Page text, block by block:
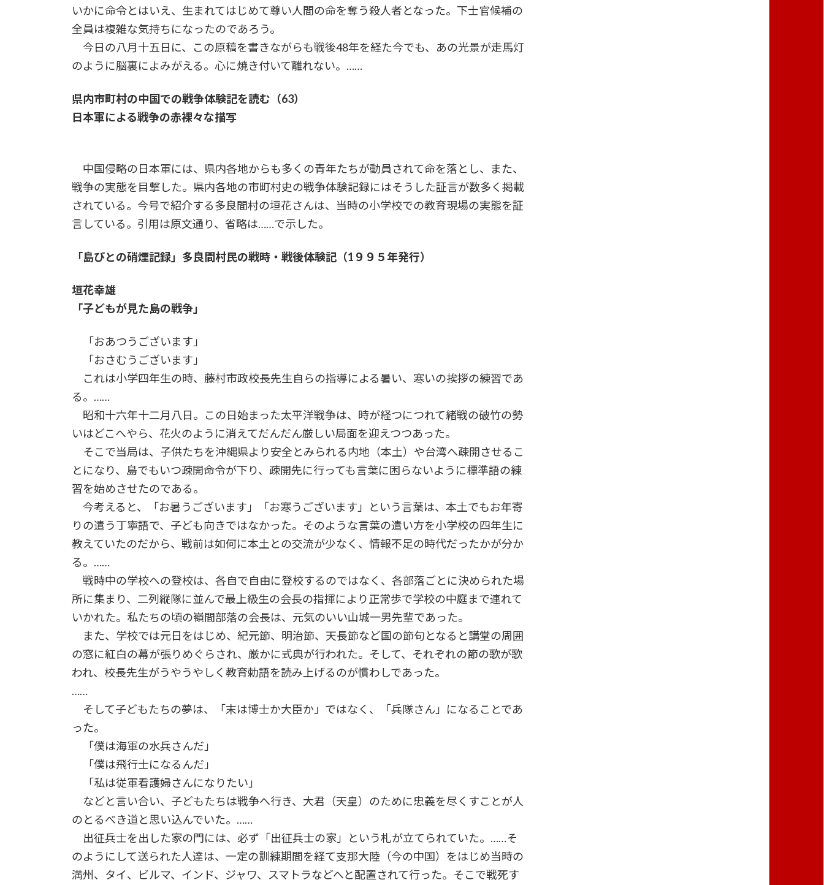
いかに命令とはいえ、生まれてはじめて尊い人間の命を奪う殺人者となった。下士官候補の
全員は複雑な気持ちになったのであろう。
今日の八月十五日に、この原稿を書きながらも戦後48年を経た今でも、あの光景が走馬灯
のように脳裏によみがえる。心に焼き付いて離れない。……
県内市町村の中国での戦争体験記を読む（63）
日本軍による戦争の赤裸々な描写
中国侵略の日本軍には、県内各地からも多くの青年たちが動員されて命を落とし、また、
戦争の実態を目撃した。県内各地の市町村史の戦争体験記録にはそうした証言が数多く掲載
されている。今号で紹介する多良間村の垣花さんは、当時の小学校での教育現場の実態を証
言している。引用は原文通り、省略は……で示した。
「島びとの硝煙記録」多良間村民の戦時・戦後体験記（1９９５年発行）
垣花幸雄
「子どもが見た島の戦争」
「おあつうございます」
「おさむうございます」
これは小学四年生の時、藤村市政校長先生自らの指導による暑い、寒いの挨拶の練習であ
る。……
昭和十六年十二月八日。この日始まった太平洋戦争は、時が経つにつれて緒戦の破竹の勢
いはどこへやら、花火のように消えてだんだん厳しい局面を迎えつつあった。
そこで当局は、子供たちを沖縄県より安全とみられる内地（本土）や台湾へ疎開させるこ
とになり、島でもいつ疎開命令が下り、疎開先に行っても言葉に困らないように標準語の練
習を始めさせたのである。
今考えると、「お暑うございます」「お寒うございます」という言葉は、本土でもお年寄
りの遣う丁寧語で、子ども向きではなかった。そのような言葉の遣い方を小学校の四年生に
教えていたのだから、戦前は如何に本土との交流が少なく、情報不足の時代だったかが分か
る。……
戦時中の学校への登校は、各自で自由に登校するのではなく、各部落ごとに決められた場
所に集まり、二列縦隊に並んで最上級生の会長の指揮により正常歩で学校の中庭まで連れて
いかれた。私たちの頃の嶺間部落の会長は、元気のいい山城一男先輩であった。
また、学校では元日をはじめ、紀元節、明治節、天長節など国の節句となると講堂の周囲
の窓に紅白の幕が張りめぐらされ、厳かに式典が行われた。そして、それぞれの節の歌が歌
われ、校長先生がうやうやしく教育勅語を読み上げるのが慣わしであった。
……
そして子どもたちの夢は、「末は博士か大臣か」ではなく、「兵隊さん」になることであ
った。
「僕は海軍の水兵さんだ」
「僕は飛行士になるんだ」
「私は従軍看護婦さんになりたい」
などと言い合い、子どもたちは戦争へ行き、大君（天皇）のために忠義を尽くすことが人
のとるべき道と思い込んでいた。……
出征兵士を出した家の門には、必ず「出征兵士の家」という札が立てられていた。……そ
のようにして送られた人達は、一定の訓練期間を経て支那大陸（今の中国）をはじめ当時の
満州、タイ、ビルマ、インド、ジャワ、スマトラなどへと配置されて行った。そこで戦死す